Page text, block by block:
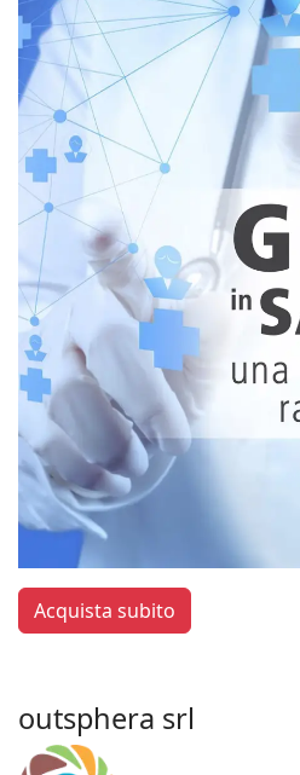
Acquista subito
outsphera srl